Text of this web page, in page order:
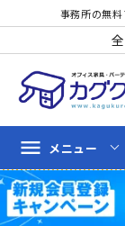
事務所の無
menu メニュー